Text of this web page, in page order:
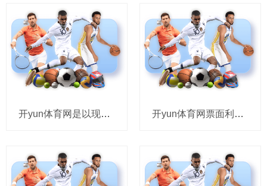
开yun体育网是以现场列队绕了两圈-开云·kaiyun体育(中国)官方网站 登录入口 开yun体育网票面利率为1.80%-开云·kaiyun体育(中国)官方网站 登录入口